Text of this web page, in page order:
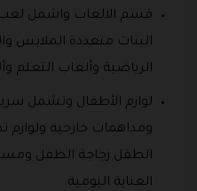
قسم الالعاب واشمل
البنات متعددة الملابس
الرياضية وألعاب التعلم
لوازم الأطفال وتشمل
ومداهمات خارجية ولوازم
الطفل زجاجة الطفل
العناية اليومية.